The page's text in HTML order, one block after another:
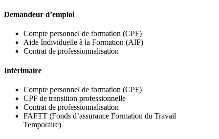
Demandeur d’emploi
Compte personnel de formation (CPF)
Aide Individuelle à la Formation (AIF)
Contrat de professionnalisation
Intérimaire
Compte personnel de formation (CPF)
CPF de transition professionnelle
Contrat de professionnalisation
FAFTT (Fonds d’assurance Formation du Travail
Temporaire)